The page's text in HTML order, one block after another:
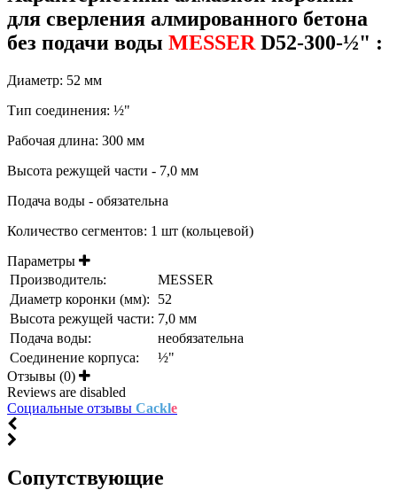
для сверления алмированного бетона
без подачи воды MESSER D52-300-½" :
Диаметр: 52 мм
Тип соединения: ½"
Рабочая длина: 300 мм
Высота режущей части - 7,0 мм
Подача воды - обязательна
Количество сегментов: 1 шт (кольцевой)
Параметры
Производитель:
MESSER
Диаметр коронки (мм):
52
Высота режущей части: 7,0 мм
Подача воды:
необязательна
Соединение корпуса:
½"
Отзывы (0)
Reviews are disabled
Социальные отзывы Cackle
Cопутствующие